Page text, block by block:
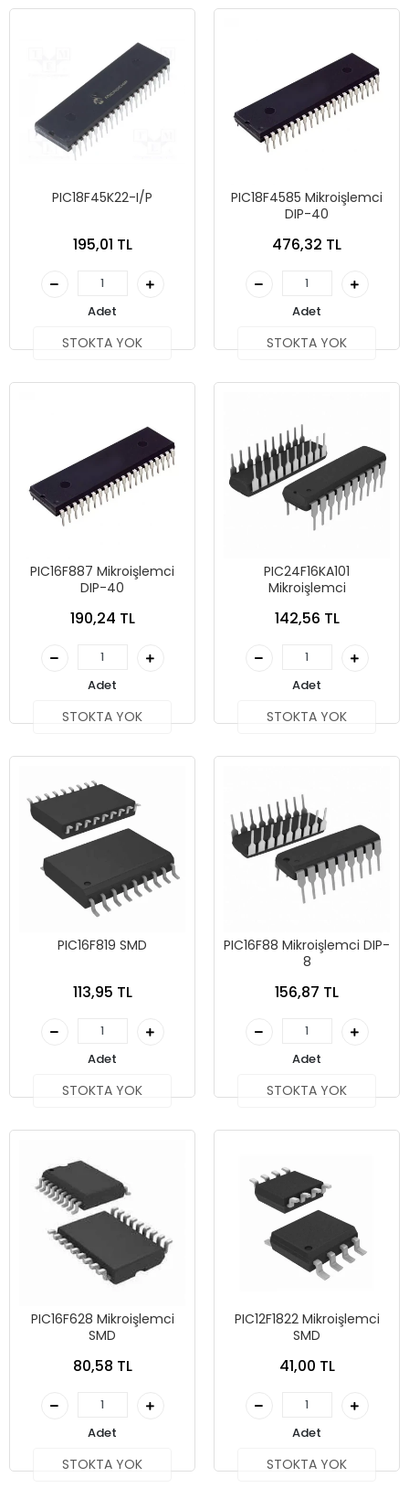
PIC18F45K22-I/P
195,01 TL
Adet
STOKTA YOK
PIC18F4585 Mikroişlemci
DIP-40
476,32 TL
Adet
STOKTA YOK
PIC16F887 Mikroişlemci
DIP-40
190,24 TL
Adet
STOKTA YOK
PIC24F16KA101
Mikroişlemci
142,56 TL
Adet
STOKTA YOK
PIC16F819 SMD
113,95 TL
Adet
STOKTA YOK
PIC16F88 Mikroişlemci DIP-
8
156,87 TL
Adet
STOKTA YOK
PIC16F628 Mikroişlemci
SMD
80,58 TL
Adet
STOKTA YOK
PIC12F1822 Mikroişlemci
SMD
41,00 TL
Adet
STOKTA YOK